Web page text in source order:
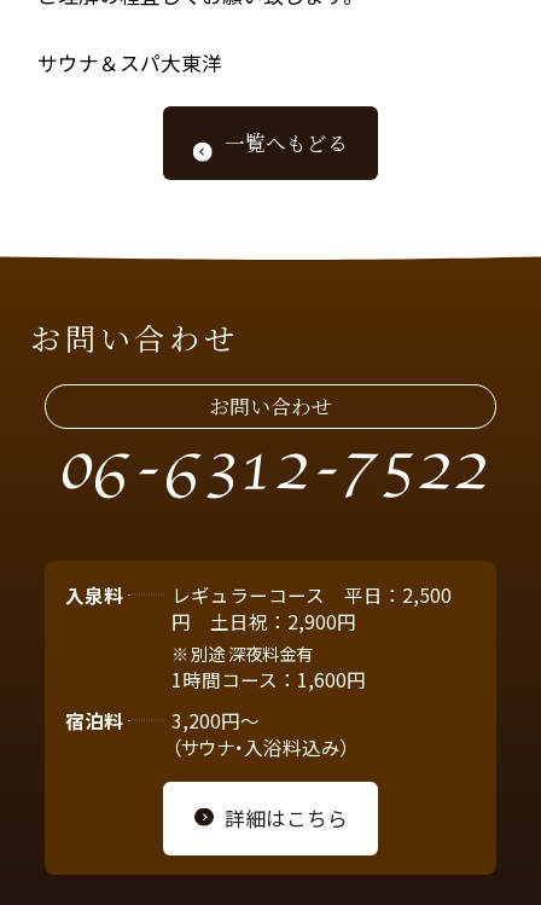
サウナ＆スパ大東洋
一覧へもどる
お問い合わせ
お問い合わせ
06-6312-7522
入泉料
レギュラーコース 平日：2,500
円 土日祝：2,900円
別途 深夜料金有
1時間コース：1,600円
宿泊料
3,200円～
（サウナ・入浴料込み）
詳細はこちら